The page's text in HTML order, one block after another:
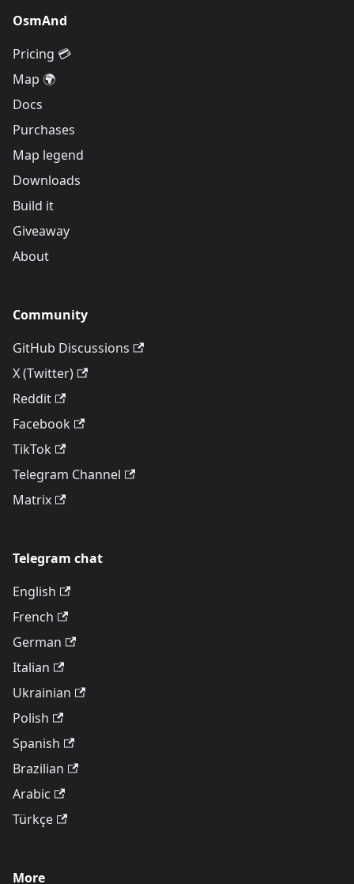
OsmAnd
Pricing 💳
Map 🌍
Docs
Purchases
Map legend
Downloads
Build it
Giveaway
About
Community
GitHub Discussions
X (Twitter)
Reddit
Facebook
TikTok
Telegram Channel
Matrix
Telegram chat
English
French
German
Italian
Ukrainian
Polish
Spanish
Brazilian
Arabic
Türkçe
More